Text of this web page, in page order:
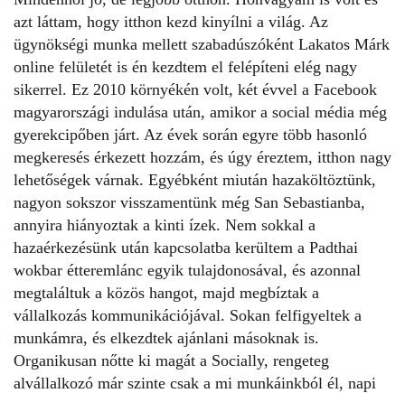
azt láttam, hogy itthon kezd kinyílni a világ. Az
ügynökségi munka mellett szabadúszóként Lakatos Márk
online felületét is én kezdtem el felépíteni elég nagy
sikerrel. Ez 2010 környékén volt, két évvel a Facebook
magyarországi indulása után, amikor a social média még
gyerekcipőben járt. Az évek során egyre több hasonló
megkeresés érkezett hozzám, és úgy éreztem, itthon nagy
lehetőségek várnak. Egyébként miután hazaköltöztünk,
nagyon sokszor visszamentünk még San Sebastianba,
annyira hiányoztak a kinti ízek. Nem sokkal a
hazaérkezésünk után kapcsolatba kerültem a Padthai
wokbar étteremlánc egyik tulajdonosával, és azonnal
megtaláltuk a közös hangot, majd megbíztak a
vállalkozás kommunikációjával. Sokan felfigyeltek a
munkámra, és elkezdtek ajánlani másoknak is.
Organikusan nőtte ki magát a Socially, rengeteg
alvállalkozó már szinte csak a mi munkáinkból él, napi